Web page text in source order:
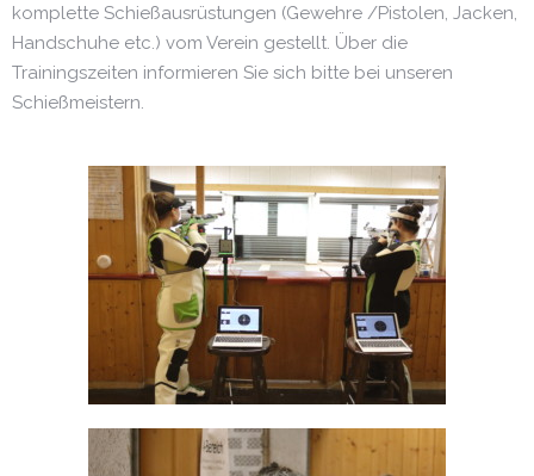
komplette Schießausrüstungen (Gewehre /Pistolen, Jacken,
Handschuhe etc.) vom Verein gestellt. Über die
Trainingszeiten informieren Sie sich bitte bei unseren
Schießmeistern.